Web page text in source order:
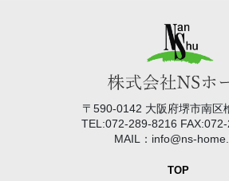
〒590-0142 大阪府堺市南区
TEL:072-289-8216
MAIL：info@ns-
TOP